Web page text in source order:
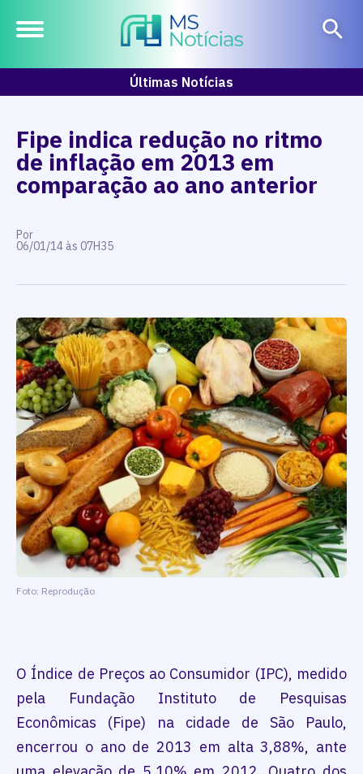
Últimas Notícias
Fipe indica redução no ritmo
de inflação em 2013 em
comparação ao ano anterior
Por
06/01/14 às 07H35
Foto: Reprodução
O Índice de Preços ao Consumidor (IPC), medido
pela Fundação Instituto de Pesquisas
Econômicas (Fipe) na cidade de São Paulo,
encerrou o ano de 2013 em alta 3,88%, ante